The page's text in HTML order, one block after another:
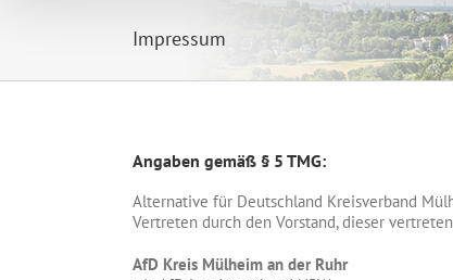
Impressum
Angaben gemäß § 5 TMG:
Alternative für Deutschland Kreisverband
Vertreten durch den Vorstand, dieser
AfD Kreis Mülheim an der Ruhr